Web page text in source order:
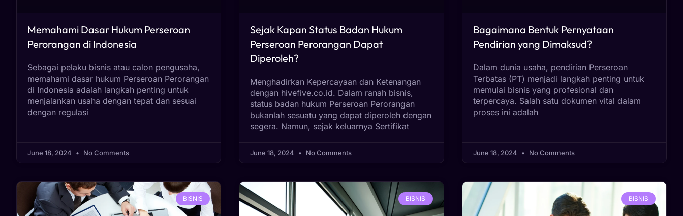
Memahami Dasar Hukum Perseroan
Perorangan di Indonesia
Sebagai pelaku bisnis atau calon pengusaha,
memahami dasar hukum Perseroan Perorangan
di Indonesia adalah langkah penting untuk
menjalankan usaha dengan tepat dan sesuai
dengan regulasi
June 18, 2024 No Comments
Sejak Kapan Status Badan Hukum
Perseroan Perorangan Dapat
Diperoleh?
Menghadirkan Kepercayaan dan Ketenangan
dengan hivefive.co.id. Dalam ranah bisnis,
status badan hukum Perseroan Perorangan
bukanlah sesuatu yang dapat diperoleh dengan
segera. Namun, sejak keluarnya Sertifikat
June 18, 2024 No Comments
Bagaimana Bentuk Pernyataan
Pendirian yang Dimaksud?
Dalam dunia usaha, pendirian Perseroan
Terbatas (PT) menjadi langkah penting untuk
memulai bisnis yang profesional dan
terpercaya. Salah satu dokumen vital dalam
proses ini adalah
June 18, 2024 No Comments
BISNIS BISNIS BISNIS